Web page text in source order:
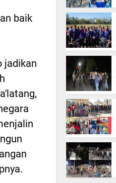
baik
jadikan